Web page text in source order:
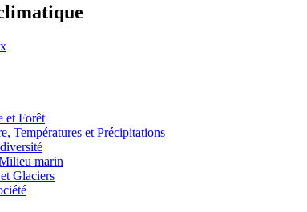
et Forêt
Températures et Précipitations
marin
Glaciers